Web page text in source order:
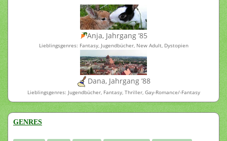
Anja, Jahrgang ’85
Lieblingsgenres: Fantasy, Jugendbücher, New Adult, Dystopien
Dana, Jahrgang ’88
Lieblingsgenres: Jugendbücher, Fantasy, Thriller, Gay-Romance/-Fantasy
GENRES